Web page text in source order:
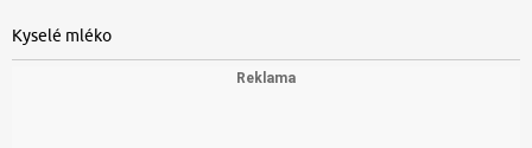
Kyselé mléko